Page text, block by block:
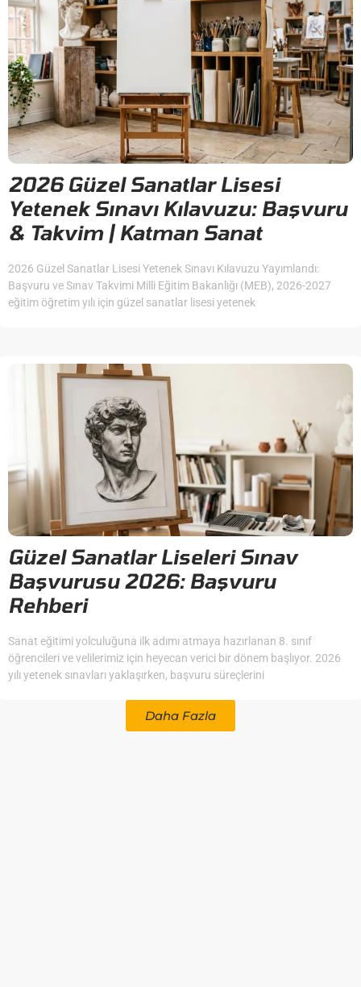
2026 Güzel Sanatlar Lisesi
Yetenek Sınavı Kılavuzu: Başvuru
& Takvim | Katman Sanat
2026 Güzel Sanatlar Lisesi Yetenek Sınavı Kılavuzu Yayımlandı:
Başvuru ve Sınav Takvimi Milli Eğitim Bakanlığı (MEB), 2026-2027
eğitim öğretim yılı için güzel sanatlar lisesi yetenek
Güzel Sanatlar Liseleri Sınav
Başvurusu 2026: Başvuru
Rehberi
Sanat eğitimi yolculuğuna ilk adımı atmaya hazırlanan 8. sınıf
öğrencileri ve velilerimiz için heyecan verici bir dönem başlıyor. 2026
yılı yetenek sınavları yaklaşırken, başvuru süreçlerini
Daha Fazla